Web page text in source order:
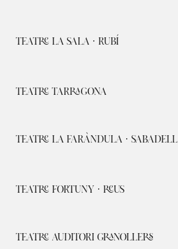
TEATRE LA SALA · RUBÍ
TEATRE TARRAGONA
TEATRE LA FARÀNDULA · SABADELL
TEATRE FORTUNY · REUS
TEATRE AUDITORI GRANOLLERS